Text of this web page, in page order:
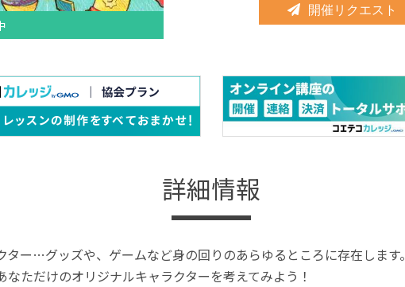
開催リクエスト
詳細情報
ター…グッズや、ゲームなど身の回りのあらゆるところに存在します。
なただけのオリジナルキャラクターを考えてみよう！